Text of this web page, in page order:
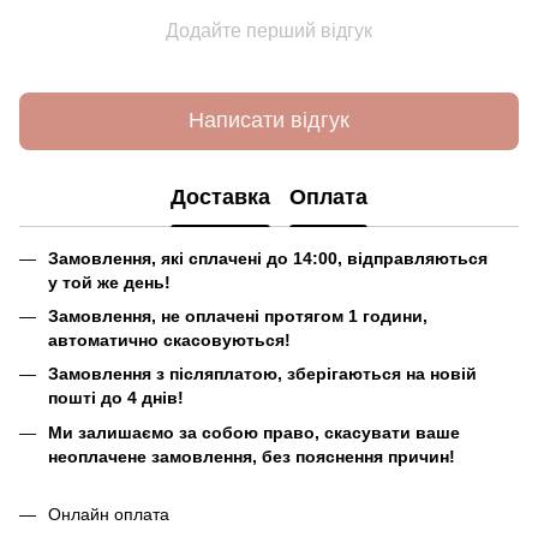
Додайте перший відгук
Написати відгук
Доставка Оплата
Замовлення, які сплачені до 14:00, відправляються
у той же день!
Замовлення, не оплачені протягом 1 години,
автоматично скасовуються!
Замовлення з післяплатою, зберігаються на новій
пошті до 4 днів!
Ми залишаємо за собою право, скасувати ваше
неоплачене замовлення, без пояснення причин!
Онлайн оплата